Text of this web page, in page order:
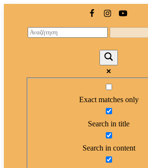
Exact matches only
Search in title
Search in content